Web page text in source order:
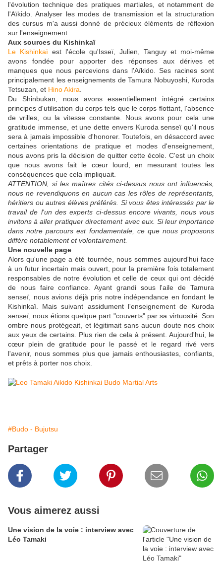
l'évolution technique des pratiques martiales, et notamment de
l'Aïkido. Analyser les modes de transmission et la structuration
des cursus m'a aussi donné de précieux éléments de réflexion
sur l'enseignement.
Aux sources du Kishinkaï
Le Kishinkaï est l'école qu'Isseï, Julien, Tanguy et moi-même
avons fondée pour apporter des réponses aux dérives et
manques que nous percevions dans l'Aïkido. Ses racines sont
principalement les enseignements de Tamura Nobuyoshi, Kuroda
Tetsuzan, et Hino Akira
Du Shinbukan, nous avons essentiellement intégré certains
principes d'utilisation du corps tels que le corps flottant, l'absence
de vrilles, ou la vitesse constante. Nous avons pour cela une
gratitude immense, et une dette envers Kuroda senseï qu'il nous
sera à jamais impossible d'honorer. Toutefois, en désaccord avec
certaines orientations de pratique et modes d'enseignement,
nous avons pris la décision de quitter cette école. C'est un choix
que nous avons fait le cœur lourd, en mesurant toutes les
conséquences que cela impliquait.
ATTENTION, si les maîtres cités ci-dessus nous ont influencés,
nous ne revendiquons en aucun cas les rôles de représentants,
héritiers ou autres élèves préférés. Si vous êtes intéressés par le
travail de l'un des experts ci-dessus encore vivants, nous vous
invitons à aller pratiquer directement avec eux. Si leur importance
dans notre parcours est fondamentale, ce que nous proposons
diffère notablement et volontairement.
Une nouvelle page
Alors qu'une page a été tournée, nous sommes aujourd'hui face
à un futur incertain mais ouvert, pour la première fois totalement
responsables de notre évolution et celle de ceux qui ont décidé
de nous faire confiance. Ayant grandi sous l'aile de Tamura
senseï, nous avions déjà pris notre indépendance en fondant le
Kishinkaï. Mais suivant assidument l'enseignement de Kuroda
senseï, nous étions quelque part "couverts" par sa virtuosité. Son
ombre nous protégeait, et légitimait sans aucun doute nos choix
aux yeux de certains. Plus rien de cela à présent. Aujourd'hui, le
cœur plein de gratitude pour le passé et le regard rivé vers
l'avenir, nous sommes plus que jamais enthousiastes, confiants,
et prêts à porter nos choix.
#Budo - Bujutsu
Partager
Vous aimerez aussi
Une vision de la voie : interview avec
Léo Tamaki